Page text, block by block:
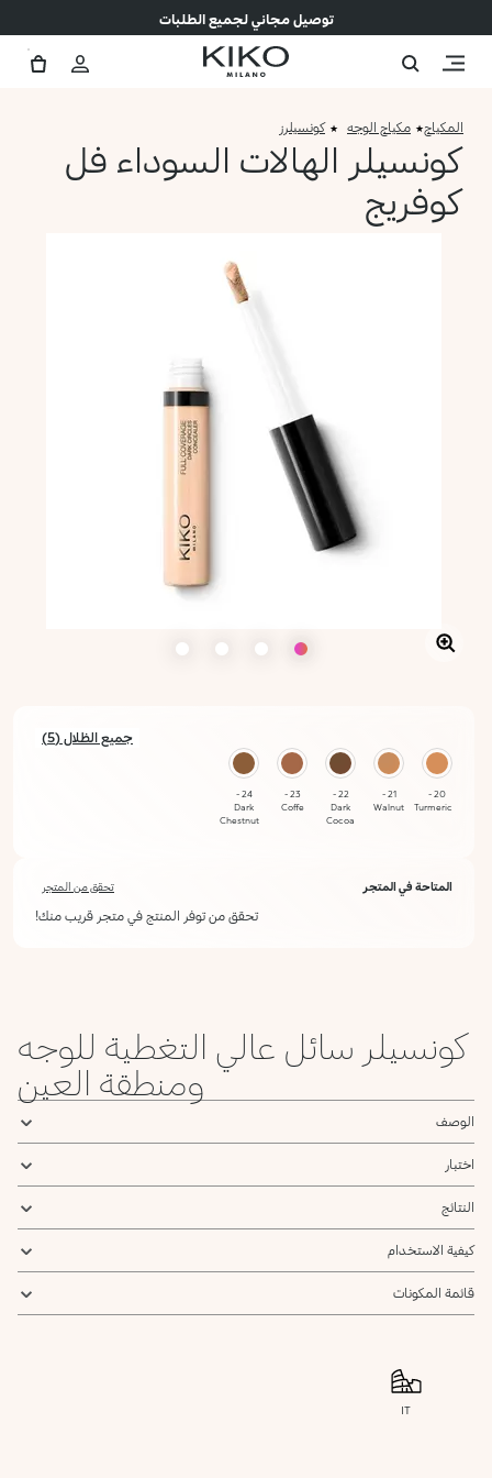
توصيل مجاني لجميع الطلبات
المكياج مكياج الوجه كونسيلرز
كونسيلر الهالات السوداء فل
كوفريج
جميع الظلال (5)
20 -
Turmeric
21 -
Walnut
22 -
Dark
Cocoa
23 -
Coffe
24 -
Dark
Chestnut
المتاحة في المتجر تحقق من المتجر
تحقق من توفر المنتج في متجر قريب منك!
كونسيلر سائل عالي التغطية للوجه
ومنطقة العين
الوصف
اختبار
النتائج
كيفية الاستخدام
قائمة المكونات
IT